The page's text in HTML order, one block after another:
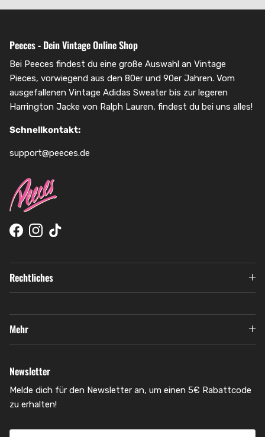
Peeces - Dein Vintage Online Shop
Bei Peeces findest du eine große Auswahl an Vintage
Pieces, vorwiegend aus den 80er und 90er Jahren. Vom
ausgefallenen Vintage Adidas Sweater bis zur legeren
Harrington Jacke von Ralph Lauren, findest du bei uns alles!
Schnellkontakt:
support@peeces.de
Facebook
Instagram
TikTok
Rechtliches
Mehr
Newsletter
Melde dich für den Newsletter an, um einen 5€ Rabattcode
zu erhalten!